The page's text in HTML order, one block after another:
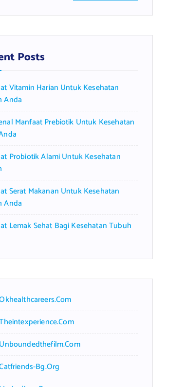
Posts
Vitamin Harian Untuk Kesehatan
Anda
Manfaat Prebiotik Untuk Kesehatan
Probiotik Alami Untuk Kesehatan
Serat Makanan Untuk Kesehatan
Anda
Lemak Sehat Bagi Kesehatan Tubuh
Unboundedthefilm.com
Bg.org